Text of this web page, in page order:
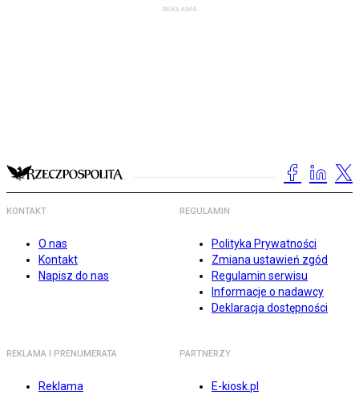
KONTAKT
O nas
Kontakt
Napisz do nas
REGULAMIN
Polityka Prywatności
Zmiana ustawień zgód
Regulamin serwisu
Informacje o nadawcy
Deklaracja dostępności
REKLAMA I PRENUMERATA
Reklama
PARTNERZY
E-kiosk.pl